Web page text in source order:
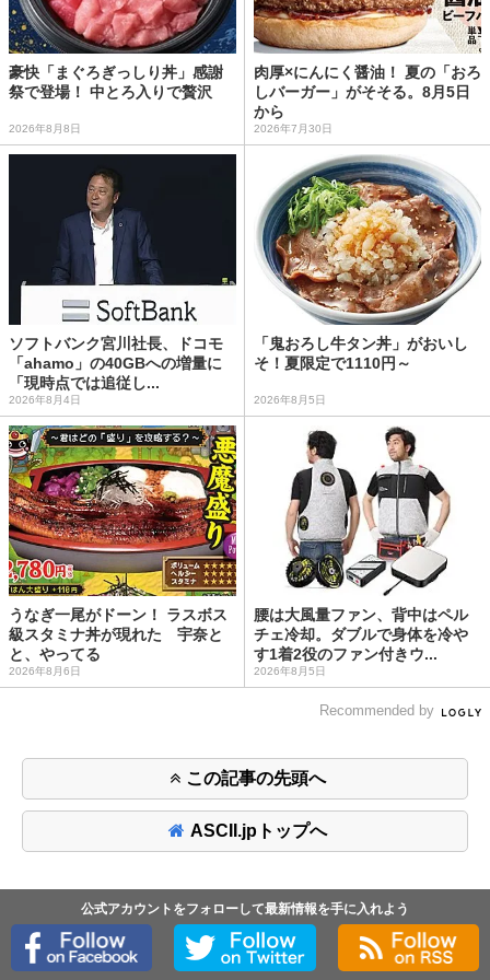
豪快「まぐろぎっしり丼」感謝
祭で登場！ 中とろ入りで贅沢
2026年8月8日
肉厚×にんにく醤油！ 夏の「おろ
しバーガー」がそそる。8月5日
から
2026年7月30日
ソフトバンク宮川社長、ドコモ
「ahamo」の40GBへの増量に
「現時点では追従し...
2026年8月4日
「鬼おろし牛タン丼」がおいし
そ！夏限定で1110円～
2026年8月5日
うなぎ一尾がドーン！ ラスボス
級スタミナ丼が現れた 宇奈と
と、やってる
2026年8月6日
腰は大風量ファン、背中はペル
チェ冷却。ダブルで身体を冷や
す1着2役のファン付きウ...
2026年8月5日
Recommended by
この記事の先頭へ
ASCII.jpトップへ
公式アカウントをフォローして最新情報を手に入れよう